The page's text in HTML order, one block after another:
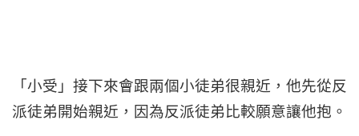
「小受」接下來會跟兩個小徒弟很親近，他先從反
派徒弟開始親近，因為反派徒弟比較願意讓他抱。